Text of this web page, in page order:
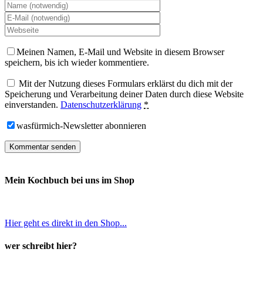
Meinen Namen, E-Mail und Website in diesem Browser
speichern, bis ich wieder kommentiere.
Mit der Nutzung dieses Formulars erklärst du dich mit der
Speicherung und Verarbeitung deiner Daten durch diese Website
einverstanden. Datenschutzerklärung *
wasfürmich-Newsletter abonnieren
Mein Kochbuch bei uns im Shop
Hier geht es direkt in den Shop...
wer schreibt hier?